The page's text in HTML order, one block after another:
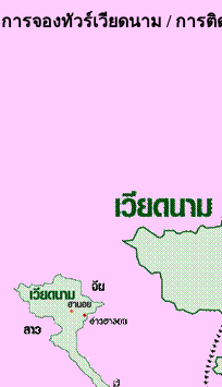
การจองทัวร์เวียดนาม /การติ